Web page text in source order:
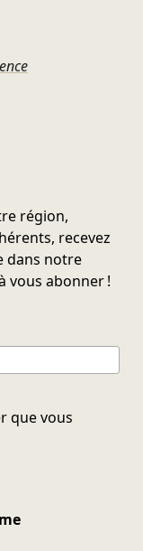
région,
recevez
dans notre
vous abonner !
que vous